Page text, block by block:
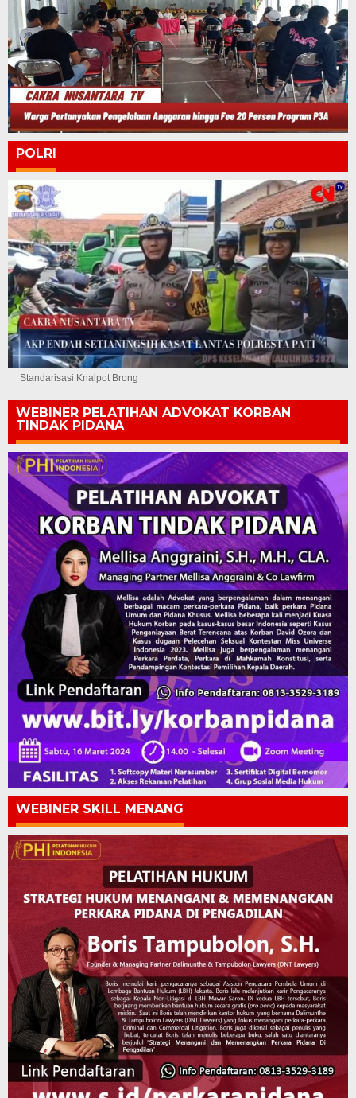
POLRI
Standarisasi Knalpot Brong
WEBINER PELATIHAN ADVOKAT KORBAN
TINDAK PIDANA
WEBINER SKILL MENANG